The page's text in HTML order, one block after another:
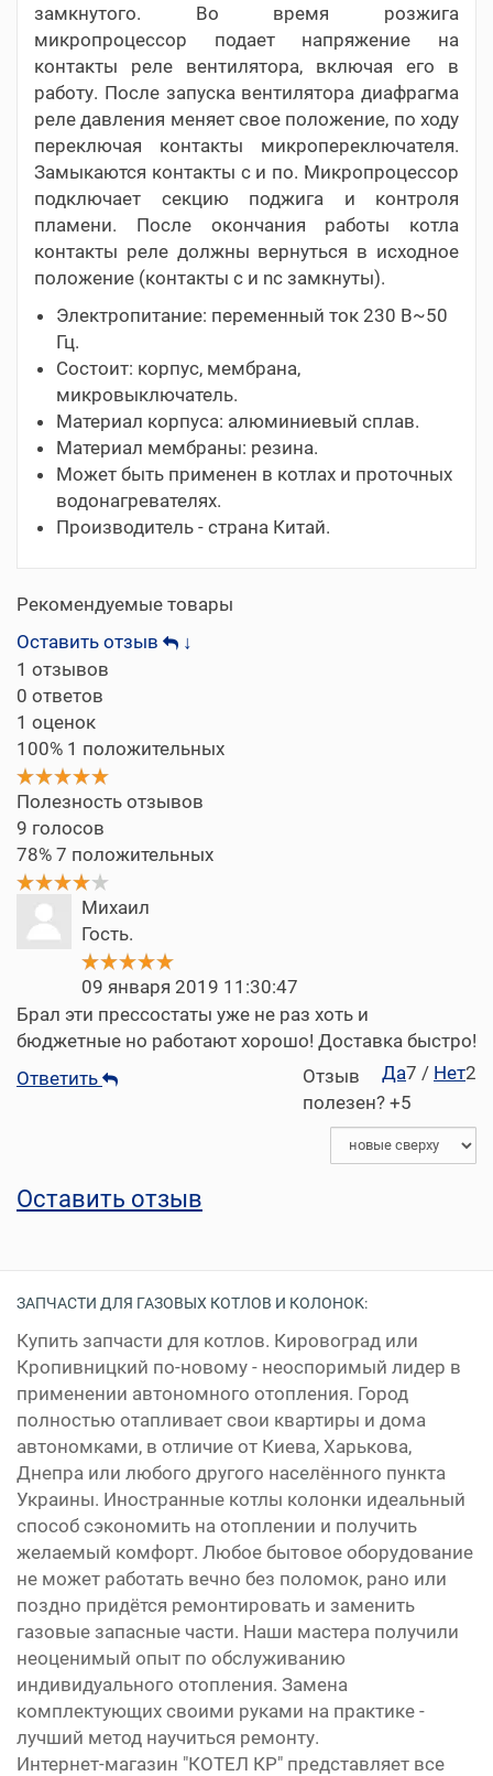
замкнутого. Во время розжига
микропроцессор подает напряжение на
контакты реле вентилятора, включая его в
работу. После запуска вентилятора диафрагма
реле давления меняет свое положение, по ходу
переключая контакты микропереключателя.
Замыкаются контакты c и по. Микропроцессор
подключает секцию поджига и контроля
пламени. После окончания работы котла
контакты реле должны вернуться в исходное
положение (контакты c и nc замкнуты).
Электропитание: переменный ток 230 В~50
Гц.
Состоит: корпус, мембрана,
микровыключатель.
Материал корпуса: алюминиевый сплав.
Материал мембраны: резина.
Может быть применен в котлах и проточных
водонагревателях.
Производитель - страна Китай.
Рекомендуемые товары
Оставить отзыв
↓
1 отзывов
0 ответов
1 оценок
100% 1 положительных
Полезность отзывов
9 голосов
78% 7 положительных
Михаил
Гость.
09 января 2019 11:30:47
Брал эти прессостаты уже не раз хоть и
бюджетные но работают хорошо! Доставка быстро!
Да7 / Нет2
Отзыв
полезен? +5
Ответить
Оставить отзыв
ЗАПЧАСТИ ДЛЯ ГАЗОВЫХ КОТЛОВ И КОЛОНОК:
Купить запчасти для котлов. Кировоград или
Кропивницкий по-новому - неоспоримый лидер в
применении автономного отопления. Город
полностью отапливает свои квартиры и дома
автономками, в отличие от Киева, Харькова,
Днепра или любого другого населённого пункта
Украины. Иностранные котлы колонки идеальный
способ сэкономить на отоплении и получить
желаемый комфорт. Любое бытовое оборудование
не может работать вечно без поломок, рано или
поздно придётся ремонтировать и заменить
газовые запасные части. Наши мастера получили
неоценимый опыт по обслуживанию
индивидуального отопления. Замена
комплектующих своими руками на практике -
лучший метод научиться ремонту.
Интернет-магазин "КОТЕЛ КР" представляет все